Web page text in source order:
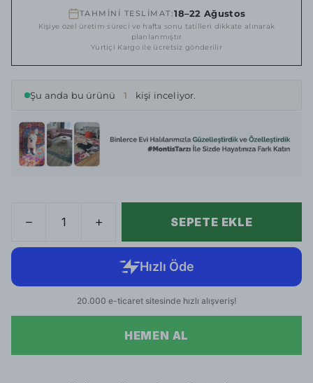
TAHMİNİ TESLİMAT:18–22 Ağustos
Kişiye özel üretim süreci ve hafta sonu tatilleri dikkate alınarak
planlanmıştır
Yurtiçi Kargo ile ücretsiz gönderilir
Şu anda bu ürünü 1 kişi inceliyor.
SEPETE EKLE
HEMEN AL